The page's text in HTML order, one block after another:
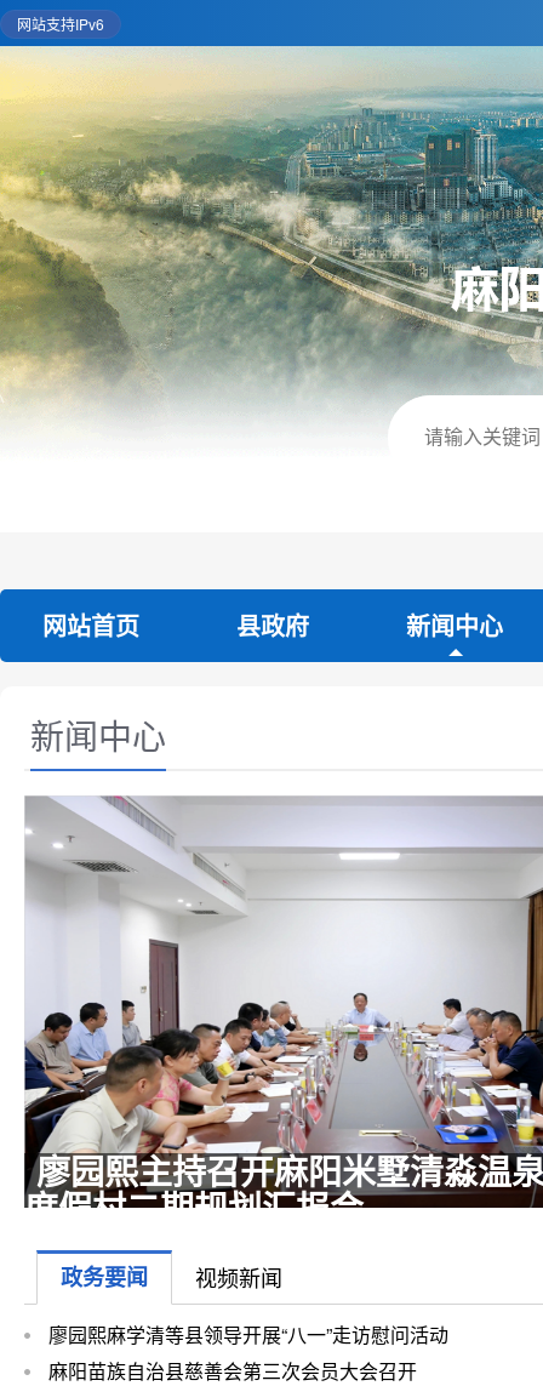
网站支持IPv6
网站首页 县政府 新闻中心
新闻中心
全县消防安全高风险隐患整治攻
行动推进会召开 廖园熙出席并讲
话…
政务要闻 视频新闻
廖园熙麻学清等县领导开展“八一”走访慰问活动
麻阳苗族自治县慈善会第三次会员大会召开